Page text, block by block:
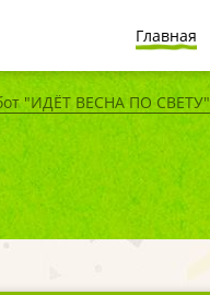
Главная
"ИДЁТ ВЕСНА ПО СВЕТУ"